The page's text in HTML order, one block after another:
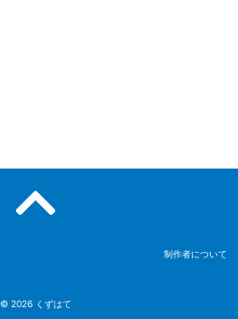
制作者について
© 2026 くずはて